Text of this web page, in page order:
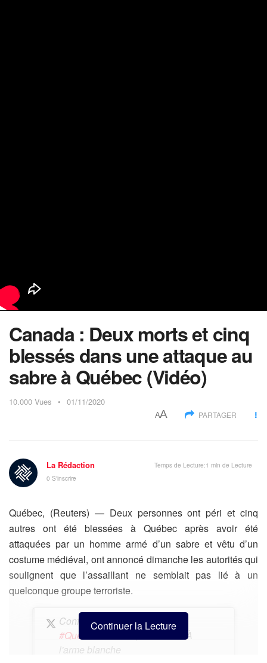
Canada : Deux morts et cinq
blessés dans une attaque au
sabre à Québec (Vidéo)
10.000 Vues 01/11/2020
AA PARTAGER
La Rédaction
0 S'inscrire
Temps de Lecture:1 min de Lecture
Québec, (Reuters) — Deux personnes ont péri et cinq
autres ont été blessées à Québec après avoir été
attaquées par un homme armé d’un sabre et vêtu d’un
costume médiéval, ont annoncé dimanche les autorités qui
soulignent que l’assaillant ne semblait pas lié à un
quelconque groupe terroriste.
Confirmation de la Police de
#Quebec
: 2 morts, 5 blessés. À
l'arme blanche
Continuer la Lecture